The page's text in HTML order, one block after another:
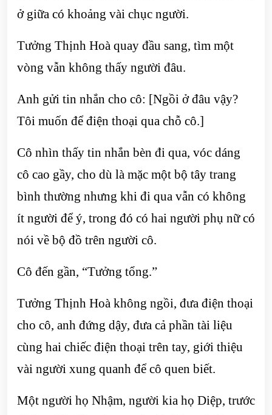
ở giữa có khoảng vài chục người.
Tưởng Thịnh Hoà quay đầu sang, tìm một
vòng vẫn không thấy người đâu.
Anh gửi tin nhắn cho cô: [Ngồi ở đâu vậy?
Tôi muốn để điện thoại qua chỗ cô.]
Cô nhìn thấy tin nhắn bèn đi qua, vóc dáng
cô cao gầy, cho dù là mặc một bộ tây trang
bình thường nhưng khi đi qua vẫn có không
ít người để ý, trong đó có hai người phụ nữ có
nói về bộ đồ trên người cô.
Cô đến gần, “Tưởng tổng.”
Tưởng Thịnh Hoà không ngồi, đưa điện thoại
cho cô, anh đứng dậy, đưa cả phần tài liệu
cùng hai chiếc điện thoại trên tay, giới thiệu
vài người xung quanh để cô quen biết.
Một người họ Nhậm, người kia họ Diệp, trước